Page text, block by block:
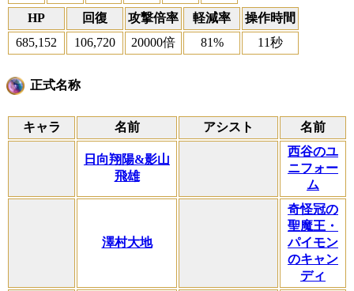
HP
回復 攻撃倍率 軽減率
操作時間
685,152
106,720 20000倍 81% 11秒
正式名称
キャラ 名前 アシスト 名前
日向翔陽&影山
飛雄
西谷のユ
ニフォー
ム
澤村大地
奇怪冠の
聖魔王・
パイモン
のキャン
ディ